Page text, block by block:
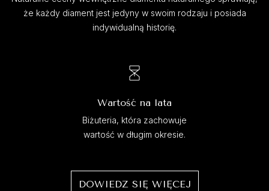
że każdy diament jest jedyny w swoim rodzaju i posiada
indywidualną historię.
Wartość na lata
Biżuteria, która zachowuje
wartość w długim okresie.
DOWIEDZ SIĘ WIĘCEJ